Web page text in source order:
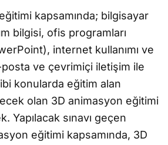
kapsamında; bilgisayar
bilgisi, ofis programları
internet kullanımı ve
ve çevrimiçi iletişim ile
konularda eğitim alan
olan 3D animasyon eğitimi
Yapılacak sınavı geçen
eğitimi kapsamında, 3D